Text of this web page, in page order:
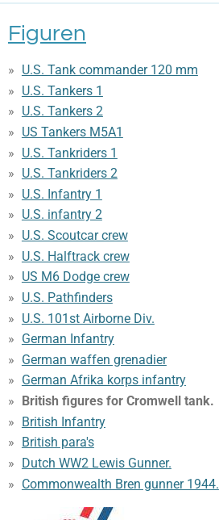
Figuren
U.S. Tank commander 120 mm
U.S. Tankers 1
U.S. Tankers 2
US Tankers M5A1
U.S. Tankriders 1
U.S. Tankriders 2
U.S. Infantry 1
U.S. infantry 2
U.S. Scoutcar crew
U.S. Halftrack crew
US M6 Dodge crew
U.S. Pathfinders
U.S. 101st Airborne Div.
German Infantry
German waffen grenadier
German Afrika korps infantry
British figures for Cromwell tank.
British Infantry
British para's
Dutch WW2 Lewis Gunner.
Commonwealth Bren gunner 1944.